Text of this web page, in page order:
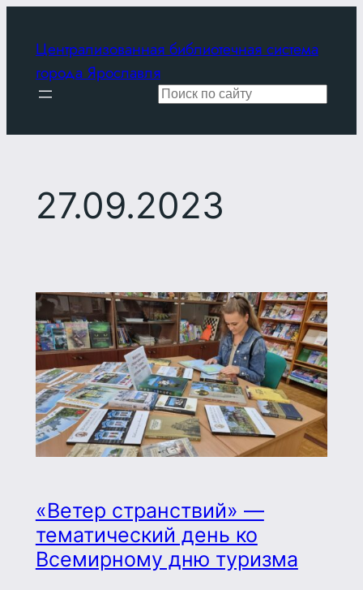
содержимому
Централизованная библиотечная система
города Ярославля
Поиск
27.09.2023
«Ветер странствий» —
тематический день ко
Всемирному дню туризма